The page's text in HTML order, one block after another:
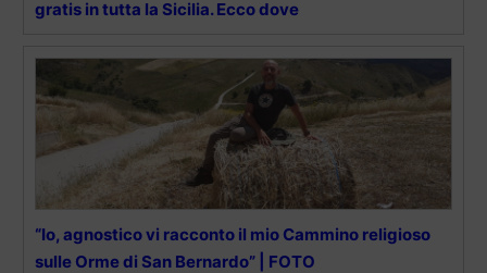
gratis in tutta la Sicilia. Ecco dove
“Io, agnostico vi racconto il mio Cammino religioso
sulle Orme di San Bernardo” | FOTO